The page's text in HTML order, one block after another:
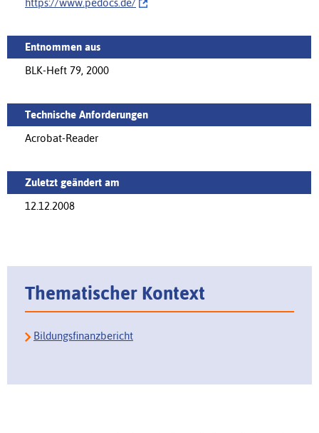
https://www.pedocs.de/‌
Entnommen aus
BLK-Heft 79, 2000
Technische Anforderungen
Acrobat-Reader
Zuletzt geändert am
12.12.2008
Thematischer Kontext
Bildungsfinanzbericht